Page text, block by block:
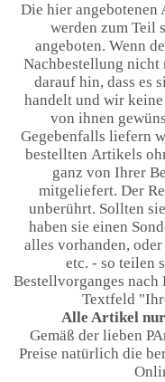
Die hier
werden zum Teil
angeboten. Wenn
Nachbestellung
darauf hin, dass es
handelt und wir
von ihnen
Gegebenfalls liefern
bestellten Artikels
ganz von Ihrer
mitgeliefert. Der
unberührt. Sollten
haben sie einen
alles vorhanden,
etc. - so teilen
Bestellvorganges
Textfeld
Alle Artikel
Gemäß der lieben
Preise natürlich die